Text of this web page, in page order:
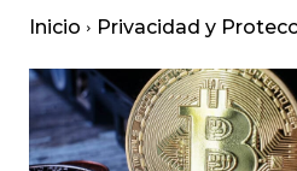
Inicio Privacidad y